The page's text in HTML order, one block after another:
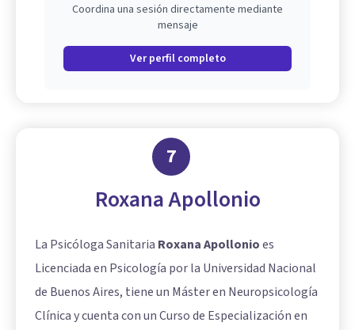
Coordina una sesión directamente mediante
mensaje
Ver perfil completo
7
Roxana Apollonio
La Psicóloga Sanitaria Roxana Apollonioes
Licenciada en Psicología por la Universidad Nacional
de Buenos Aires, tiene un Máster en Neuropsicología
Clínica y cuenta con un Curso de Especialización en